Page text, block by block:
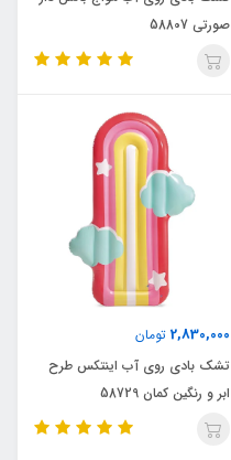
صورتی 58807
2,830,000 تومان
تشک بادی روی آب اینتکس طرح
ابر و رنگین کمان 58729